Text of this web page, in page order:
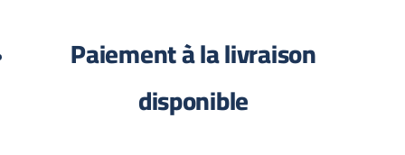
Paiement à la livraison
disponible